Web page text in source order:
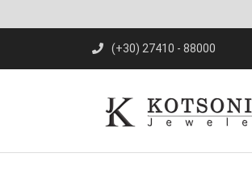
(+30) 27410 - 88000